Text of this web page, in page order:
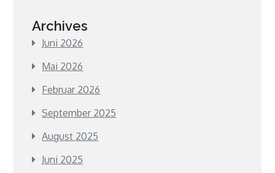
Archives
Juni 2026
Mai 2026
Februar 2026
September 2025
August 2025
Juni 2025